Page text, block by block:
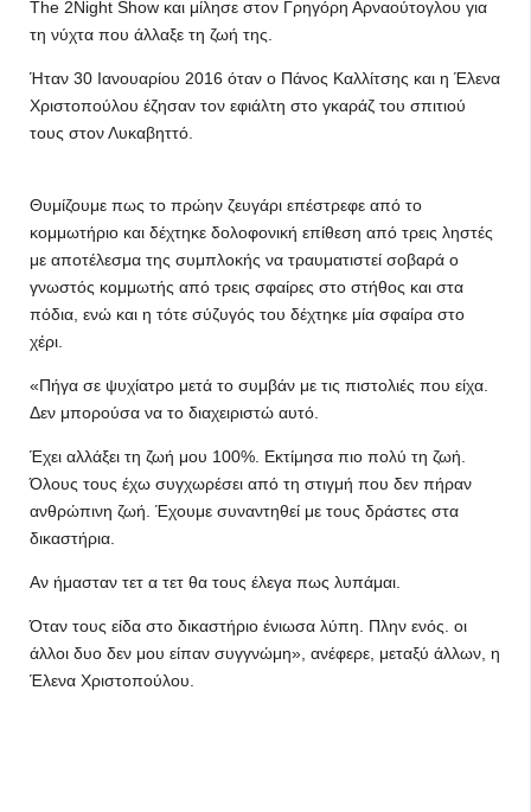
The 2Night Show και μίλησε στον Γρηγόρη Αρναούτογλου για
τη νύχτα που άλλαξε τη ζωή της.
Ήταν 30 Ιανουαρίου 2016 όταν ο Πάνος Καλλίτσης και η Έλενα
Χριστοπούλου έζησαν τον εφιάλτη στο γκαράζ του σπιτιού
τους στον Λυκαβηττό.
Θυμίζουμε πως το πρώην ζευγάρι επέστρεφε από το
κομμωτήριο και δέχτηκε δολοφονική επίθεση από τρεις ληστές
με αποτέλεσμα της συμπλοκής να τραυματιστεί σοβαρά ο
γνωστός κομμωτής από τρεις σφαίρες στο στήθος και στα
πόδια, ενώ και η τότε σύζυγός του δέχτηκε μία σφαίρα στο
χέρι.
«Πήγα σε ψυχίατρο μετά το συμβάν με τις πιστολιές που είχα.
Δεν μπορούσα να το διαχειριστώ αυτό.
Έχει αλλάξει τη ζωή μου 100%. Εκτίμησα πιο πολύ τη ζωή.
Όλους τους έχω συγχωρέσει από τη στιγμή που δεν πήραν
ανθρώπινη ζωή. Έχουμε συναντηθεί με τους δράστες στα
δικαστήρια.
Αν ήμασταν τετ α τετ θα τους έλεγα πως λυπάμαι.
Όταν τους είδα στο δικαστήριο ένιωσα λύπη. Πλην ενός. οι
άλλοι δυο δεν μου είπαν συγγνώμη», ανέφερε, μεταξύ άλλων, η
Έλενα Χριστοπούλου.